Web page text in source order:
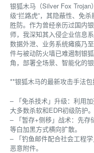
银狐木马（Silver Fox
级“拦路虎”，其隐蔽性、免
胜防。作为曾经亲历过国内
师，我深知其入侵企业信息
数据外泄、业务系统瘫痪乃
件与被动防火墙已难遏制银
角，部署全场景、智能化的
**银狐木马的最新攻击手法
– 「免杀技术」升级：利用
大多数杀软和EDR初级防护。
– 「暂存+侧移」战术：先存
等白加黑方式横向扩散。
– 「钓鱼邮件配合社会工程
恶意附件。